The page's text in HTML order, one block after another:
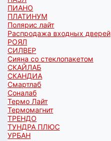
ПИАНО
ПЛАТИНУМ
Полярис лайт
Распродажа входных дверей
РОЯЛ
СИЛВЕР
Сияна со стеклопакетом
СКАЙЛАБ
СКАНДИA
Смартлаб
Соналаб
Термо Лайт
Термомагнит
ТРЕНДО
ТУНДРА ПЛЮС
УРБАН